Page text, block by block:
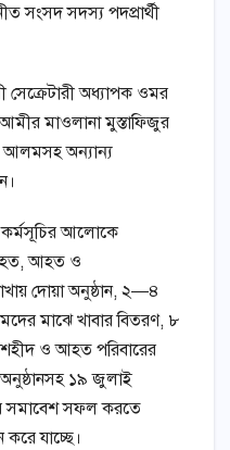
সংসদ সদস্য পদপ্রার্থী
অধ্যাপক ওমর
মাওলানা মুস্তাফিজুর
আলমসহ অন্যান্য
কর্মসূচির আলোকে
আহত ও
দোয়া অনুষ্ঠান, ২—৪
মাঝে খাবার বিতরণ, ৮
ও আহত পরিবারের
অনুষ্ঠানসহ ১৯ জুলাই
সমাবেশ সফল করতে
যাচ্ছে।